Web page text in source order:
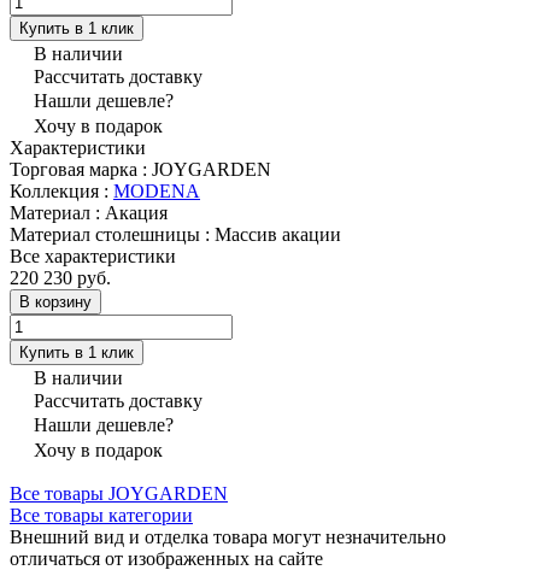
Купить в 1 клик
В наличии
Рассчитать доставку
Нашли дешевле?
Хочу в подарок
Характеристики
Торговая марка : JOYGARDEN
Коллекция : MODENA
Материал : Акация
Материал столешницы : Массив акации
Все характеристики
220 230 руб.
В корзину
Купить в 1 клик
В наличии
Рассчитать доставку
Нашли дешевле?
Хочу в подарок
Все товары JOYGARDEN
Все товары категории
Внешний вид и отделка товара могут незначительно
отличаться от изображенных на сайте